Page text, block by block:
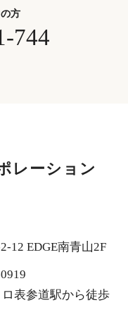
方
744
レーション
12 EDGE南青山2F
表参道駅から徒歩